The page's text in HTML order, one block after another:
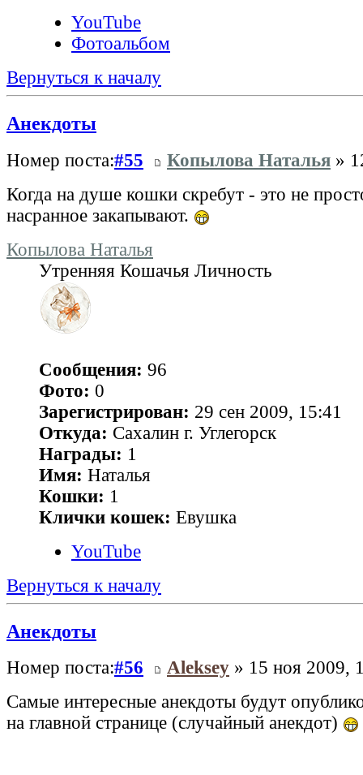
YouTube
Фотоальбом
Вернуться к началу
Анекдоты
Номер поста:#55 Копылова Наталья »
Когда на душе кошки скребут - это не
насранное закапывают.
Копылова Наталья
Утренняя Кошачья Личность
Сообщения: 96
Фото: 0
Зарегистрирован: 29 сен 2009, 15:41
Откуда: Сахалин г. Углегорск
Награды: 1
Имя: Наталья
Кошки: 1
Клички кошек: Евушка
YouTube
Вернуться к началу
Анекдоты
Номер поста:#56 Aleksey » 15 ноя 2009,
Самые интересные анекдоты будут
на главной странице (случайный анекдот)